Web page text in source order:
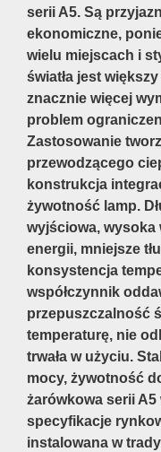
serii A5. Są
ekonomiczne,
wielu miejscach i
światła jest
znacznie więcej
problem
Zastosowanie
przewodzącego
konstrukcja
żywotność lamp.
wyjściowa,
energii, mniejsze
konsystencja
współczynnik
przepuszczalność
temperaturę, nie
trwała w użyciu.
mocy, żywotność
żarówkowa serii A5
specyfikacje
instalowana w